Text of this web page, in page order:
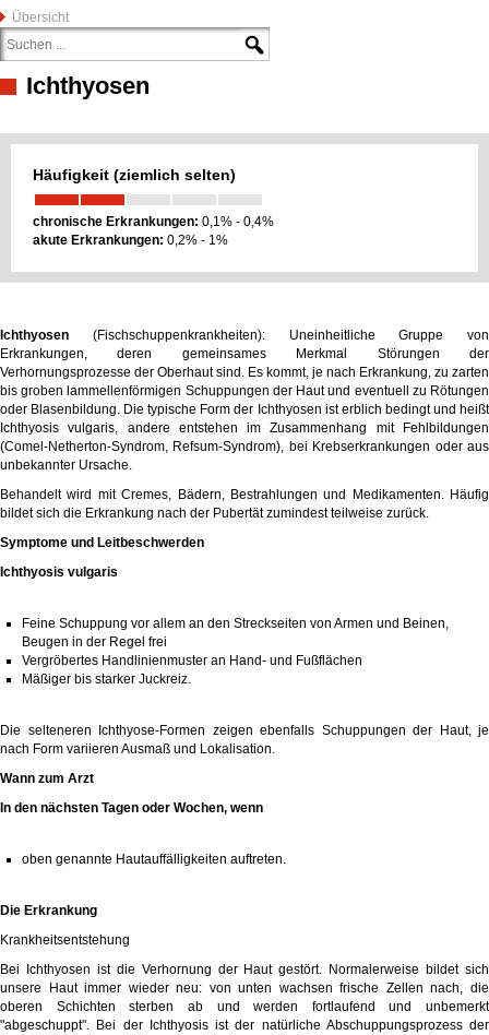
Übersicht
Ichthyosen
Häufigkeit (ziemlich selten)
chronische Erkrankungen: 0,1% - 0,4%
akute Erkrankungen: 0,2% - 1%
Ichthyosen (Fischschuppenkrankheiten): Uneinheitliche Gruppe von
Erkrankungen, deren gemeinsames Merkmal Störungen der
Verhornungsprozesse der Oberhaut sind. Es kommt, je nach Erkrankung, zu zarten
bis groben lammellenförmigen Schuppungen der Haut und eventuell zu Rötungen
oder Blasenbildung. Die typische Form der Ichthyosen ist erblich bedingt und heißt
Ichthyosis vulgaris, andere entstehen im Zusammenhang mit Fehlbildungen
(Comel-Netherton-Syndrom, Refsum-Syndrom), bei Krebserkrankungen oder aus
unbekannter Ursache.
Behandelt wird mit Cremes, Bädern, Bestrahlungen und Medikamenten. Häufig
bildet sich die Erkrankung nach der Pubertät zumindest teilweise zurück.
Symptome und Leitbeschwerden
Ichthyosis vulgaris
Feine Schuppung vor allem an den Streckseiten von Armen und Beinen,
Beugen in der Regel frei
Vergröbertes Handlinienmuster an Hand- und Fußflächen
Mäßiger bis starker Juckreiz.
Die selteneren Ichthyose-Formen zeigen ebenfalls Schuppungen der Haut, je
nach Form variieren Ausmaß und Lokalisation.
Wann zum Arzt
In den nächsten Tagen oder Wochen, wenn
oben genannte Hautauffälligkeiten auftreten.
Die Erkrankung
Krankheitsentstehung
Bei Ichthyosen ist die Verhornung der Haut gestört. Normalerweise bildet sich
unsere Haut immer wieder neu: von unten wachsen frische Zellen nach, die
oberen Schichten sterben ab und werden fortlaufend und unbemerkt
"abgeschuppt". Bei der Ichthyosis ist der natürliche Abschuppungsprozess der